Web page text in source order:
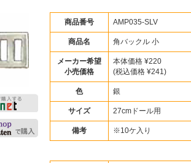
商品番号 AMP035-SLV
商品名 角バックル 小
メーカー希望
小売価格
本体価格 ¥220
(税込価格 ¥241)
色 銀
サイズ 27cmドール用
備考 ※10ケ入り